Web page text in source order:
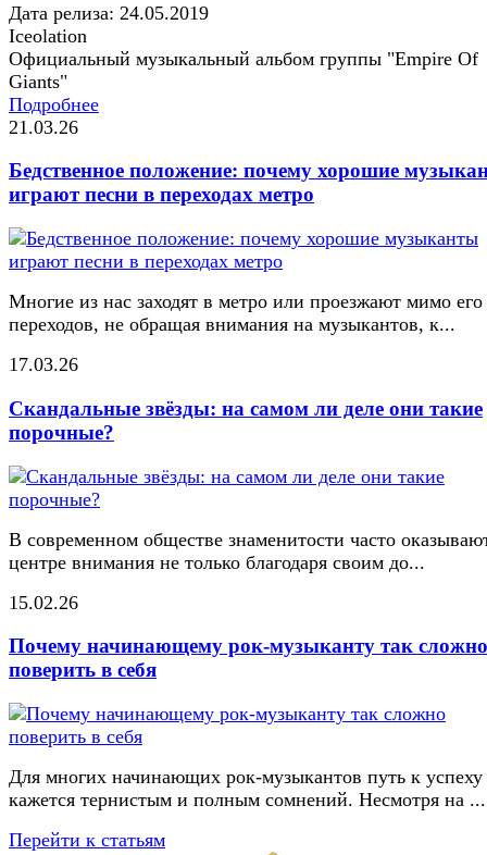
Дата релиза: 24.05.2019
Iceolation
Официальный музыкальный альбом группы "Empire Of
Giants"
Подробнее
21.03.26
Бедственное положение: почему хорошие
играют песни в переходах метро
Многие из нас заходят в метро или проезжают мимо его
переходов, не обращая внимания на музыкантов, к...
17.03.26
Скандальные звёзды: на самом ли деле они такие
порочные?
В современном обществе знаменитости часто
центре внимания не только благодаря своим до...
15.02.26
Почему начинающему рок-музыканту так сложно
поверить в себя
Для многих начинающих рок-музыкантов путь к успеху
кажется тернистым и полным сомнений. Несмотря на ...
Перейти к статьям